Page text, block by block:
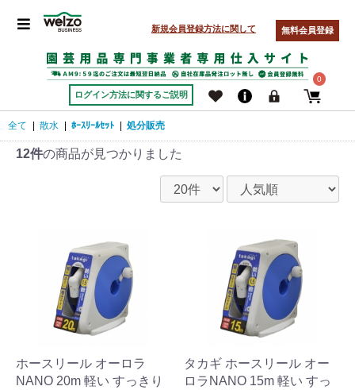
新規会員登録方法に関して 無料会員登録
ログイン方法に関するご説明
0
全て | 散水 | ﾎｰｽﾘｰﾙｾｯﾄ | 処分販売
12件の商品が見つかりました
ホースリール オーロラ
NANO 20m 軽い すっきり
タカギ ホースリール オー
ロラNANO 15m 軽い すっ